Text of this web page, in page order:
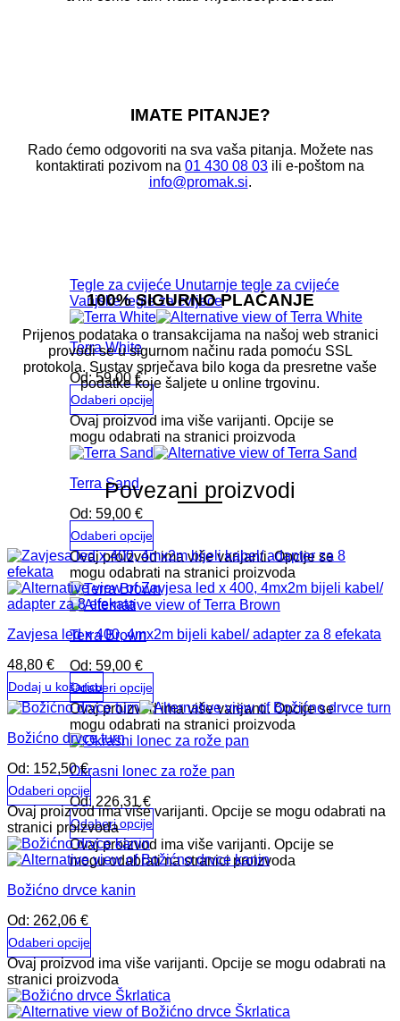
Tegle za cvijeće Unutarnje tegle za cvijeće
Vanjske tegle za cvijeće
Terra White
Od:59,00 €
Odaberi opcije
Ovaj proizvod ima više varijanti. Opcije se
mogu odabrati na stranici proizvoda
Terra Sand
Od: 59,00 €
Odaberi opcije
Ovaj proizvod ima više varijanti. Opcije se
mogu odabrati na stranici proizvoda
Terra Brown
Od: 59,00 €
Odaberi opcije
Ovaj proizvod ima više varijanti. Opcije se
mogu odabrati na stranici proizvoda
Okrasni lonec za rože pan
Od: 226,31€
Odaberi opcije
Ovaj proizvod ima više varijanti. Opcije se
mogu odabrati na stranici proizvoda
IMATE PITANJE?
Rado ćemo odgovoriti na sva vaša pitanja. Možete nas
kontaktirati pozivom na 01 430 08 03 ili e-poštom na
info@promak.si.
100% SIGURNO PLAĆANJE
Prijenos podataka o transakcijama na našoj web stranici
provodi se u sigurnom načinu rada pomoću SSL
protokola. Sustav sprječava bilo koga da presretne vaše
podatke koje šaljete u online trgovinu.
Povezani proizvodi
Zavjesa led x 400, 4mx2m bijeli kabel/ adapter za 8 efekata
48,80 €
Dodaj u košaricu
Božićno drvce turn
Od: 152,50€
Odaberi opcije
Ovaj proizvod ima više varijanti. Opcije se mogu odabrati na
stranici proizvoda
Božićno drvce kanin
Od: 262,06 €
Odaberi opcije
Ovaj proizvod ima više varijanti. Opcije se mogu odabrati na
stranici proizvoda